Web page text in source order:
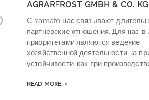
AGRARFROST GMBH & CO. KG
С Yamato нас связывают
партнерские отношения. Для нас
приоритетами являются ведение
хозяйственной деятельности на
устойчивости: как при
READ MORE